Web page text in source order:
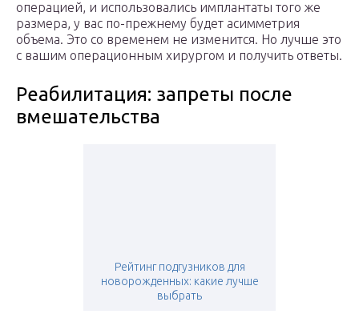
операцией, и использовались имплантаты того же
размера, у вас по-прежнему будет асимметрия
объема. Это со временем не изменится. Но лучше это
с вашим операционным хирургом и получить ответы.
Реабилитация: запреты после
вмешательства
Рейтинг подгузников для
новорожденных: какие лучше
выбрать